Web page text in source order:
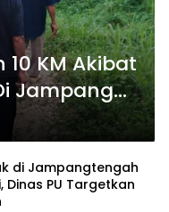
KM Akibat
Jampang
di Jampangtengah
Dinas PU Targetkan